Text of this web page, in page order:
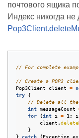
почтового ящика
Индекс никогда
// For complete
// Create a POP3
Pop3Client
client =
try {
// Delete all the
int messageCount
for
(int i = 1 ; i
client .
}
} catch (Exception ex